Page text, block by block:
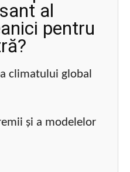
al
pentru
climatului global
și a modelelor